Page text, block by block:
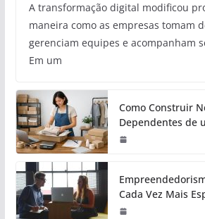
A transformação digital modificou
maneira como as empresas tomam
gerenciam equipes e acompanham
Em um
Como Construir
Dependentes de
Cada Vez Mais